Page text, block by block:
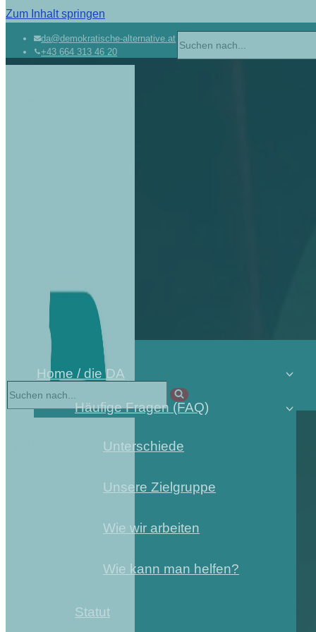
Zum Inhalt springen
da@demokratische-alternative.at
+43 664 313 46 20
Home / die DA
Häufige Fragen (FAQ)
Unterschiede
Unsere Zielgruppe
Wie wir arbeiten
Wie kann man helfen?
Statut